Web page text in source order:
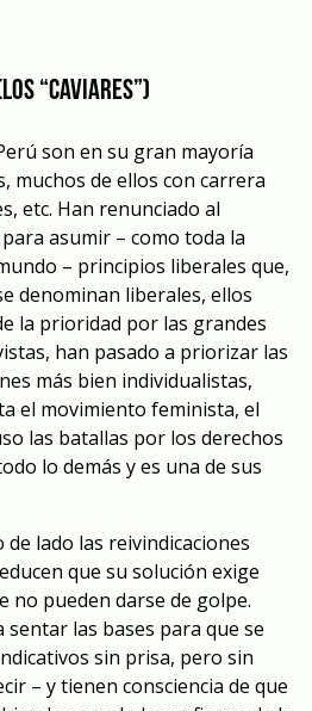
“caviares”)
son en su gran mayoría
muchos de ellos con carrera
etc. Han renunciado al
asumir – como toda la
– principios liberales que,
denominan liberales, ellos
la prioridad por las grandes
han pasado a priorizar las
más bien individualistas,
el movimiento feminista, el
las batallas por los derechos
lo demás y es una de sus
lado las reivindicaciones
que su solución exige
no pueden darse de golpe.
sentar las bases para que se
sin prisa, pero sin
– y tienen consciencia de que